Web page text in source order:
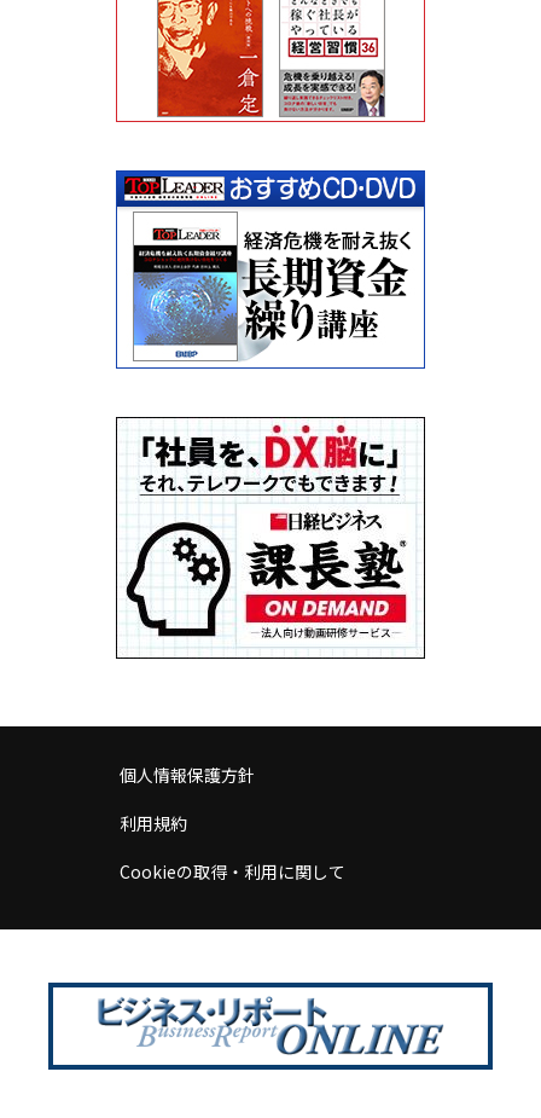
個人情報保護方針
利用規約
Cookieの取得・利用に関して